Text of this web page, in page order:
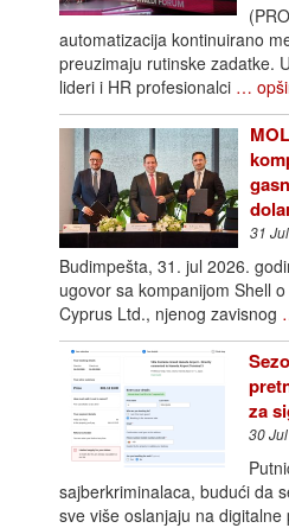
automatizacija kontinuirano
preuzimaju rutinske zadatke.
lideri i HR profesionalci …
31
Budimpešta, 31. jul 2026.
ugovor sa kompanijom Shell
Cyprus Ltd., njenog zavisnog
za
30
sajberkriminalaca, budući da
sve više oslanjaju na digitalne